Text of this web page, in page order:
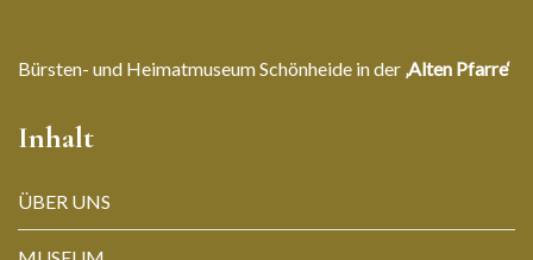
Bürsten- und Heimatmuseum Schönheide in der ‚Alten Pfarre‘
Inhalt
ÜBER UNS